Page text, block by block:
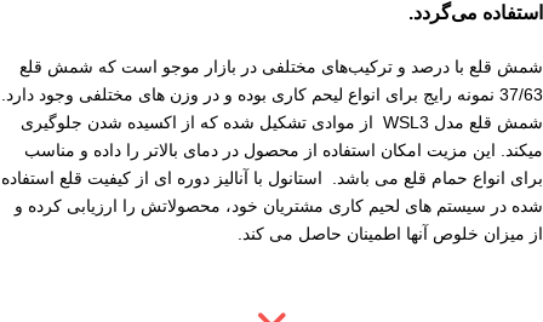
استفاده می‌گردد.
شمش قلع با درصد و ترکیب‌های مختلفی در بازار موجو است که شمش قلع
37/63 نمونه رایج برای انواع لیحم کاری بوده و در وزن های مختلفی وجود دارد.
شمش قلع مدل WSL3 از موادی تشکیل شده که از اکسیده شدن جلوگیری
میکند. این مزیت امکان استفاده از محصول در دمای بالاتر را داده و مناسب
برای انواع حمام قلع می باشد. استانول با آنالیز دوره ای از کیفیت قلع استفاده
شده در سیستم های لحیم کاری مشتریان خود، محصولاتش را ارزیابی کرده و
از میزان خلوص آنها اطمینان حاصل می کند.